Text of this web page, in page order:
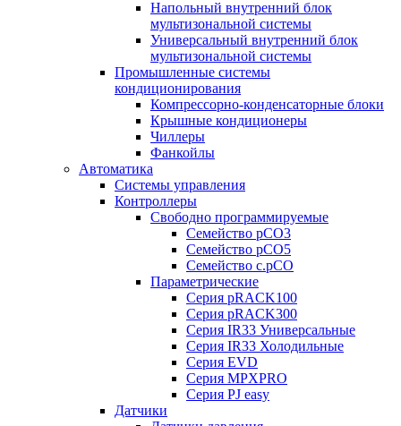
Напольный внутренний блок
мультизональной системы
Универсальный внутренний блок
мультизональной системы
Промышленные системы
кондиционирования
Компрессорно-конденсаторные блоки
Крышные кондиционеры
Чиллеры
Фанкойлы
Автоматика
Системы управления
Контроллеры
Свободно программируемые
Семейство pCO3
Семейство pCO5
Семейство c.pCO
Параметрические
Серия pRACK100
Серия pRACK300
Серия IR33 Универсальные
Серия IR33 Холодильные
Серия EVD
Серия MPXPRO
Серия PJ easy
Датчики